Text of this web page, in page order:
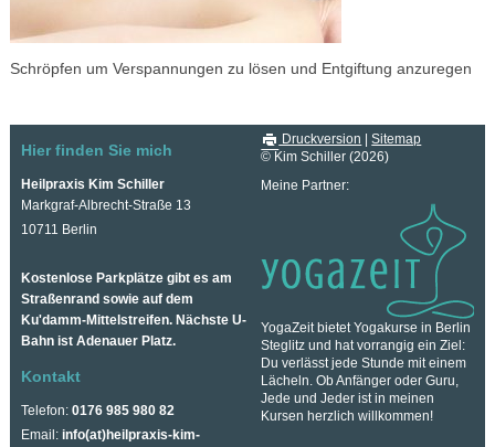
Schröpfen um Verspannungen zu lösen und Entgiftung anzuregen
Hier finden Sie mich
Heilpraxis Kim Schiller
Markgraf-Albrecht-Straße 13
10711 Berlin
Kostenlose Parkplätze gibt es am
Straßenrand sowie auf dem
Ku'damm-Mittelstreifen. Nächste U-
Bahn ist Adenauer Platz.
Kontakt
Telefon: 0176 985 980 82
Email: info(at)heilpraxis-kim-
Druckversion
Sitemap
© Kim Schiller (2026)
Meine Partner:
YogaZeit bietet Yogakurse in Berlin
Steglitz und hat vorrangig ein Ziel:
Du verlässt jede Stunde mit einem
Lächeln. Ob Anfänger oder Guru,
Jede und Jeder ist in meinen
Kursen herzlich willkommen!